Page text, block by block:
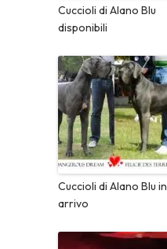
Cuccioli di Alano Blu
disponibili
Cuccioli di Alano Blu in
arrivo